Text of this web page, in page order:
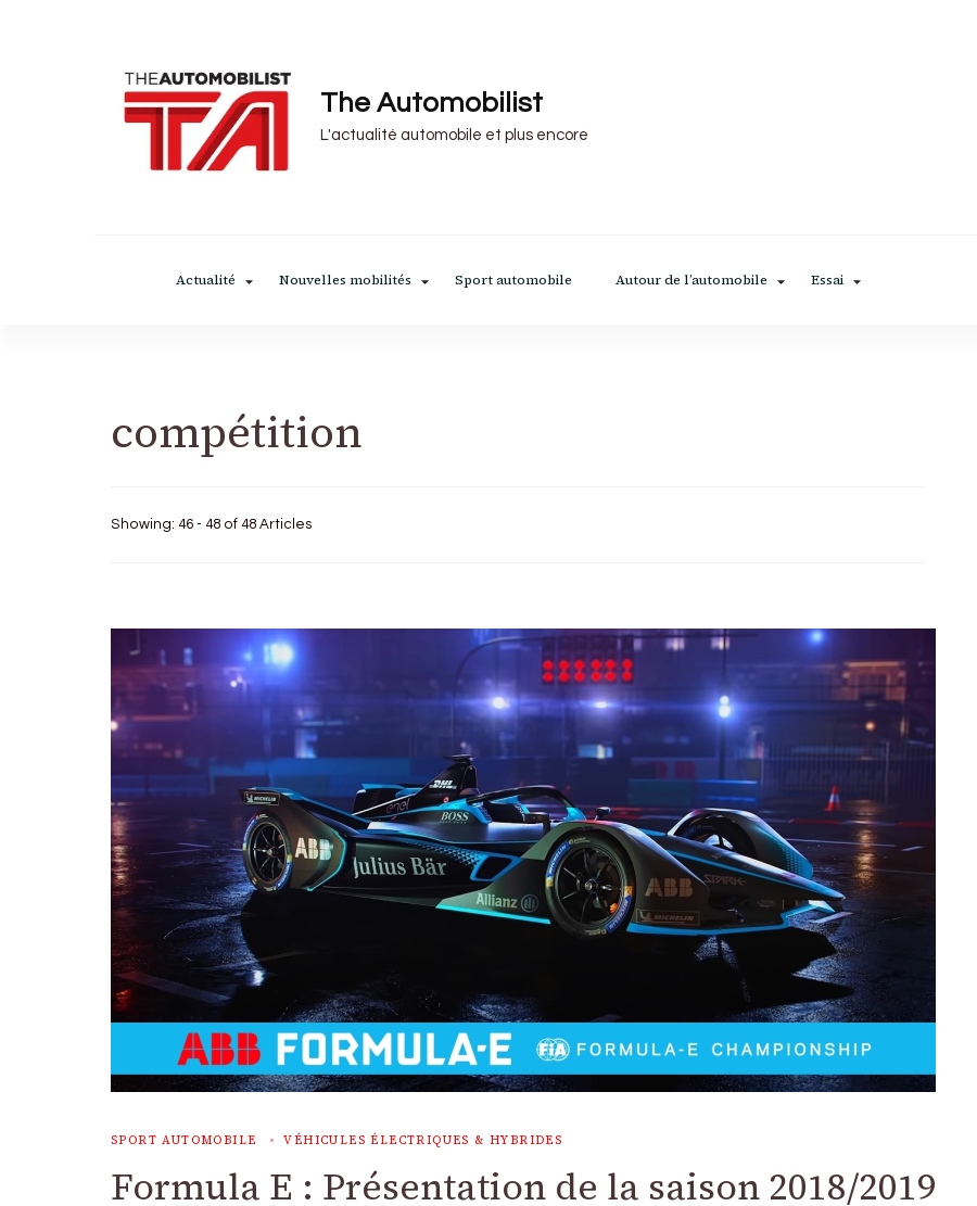
The Automobilist
L'actualité automobile et plus encore
Actualité Nouvelles mobilités Sport automobile Autour de l’automobile Essai
compétition
Showing: 46 - 48 of 48 Articles
SPORT AUTOMOBILE VÉHICULES ÉLECTRIQUES & HYBRIDES
Formula E : Présentation de la saison 2018/2019